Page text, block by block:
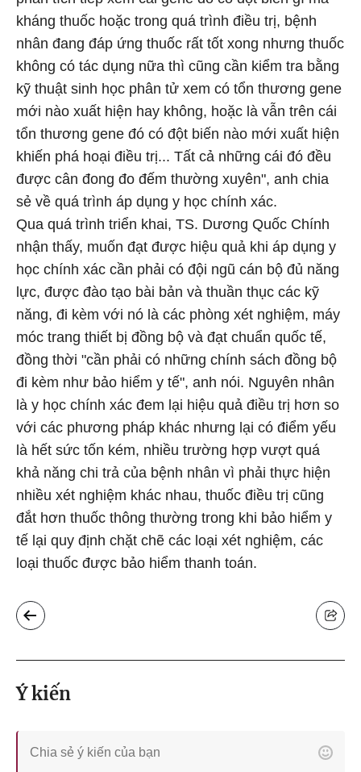
kháng thuốc hoặc trong quá trình điều trị, bệnh
nhân đang đáp ứng thuốc rất tốt xong nhưng thuốc
không có tác dụng nữa thì cũng cần kiểm tra bằng
kỹ thuật sinh học phân tử xem có tổn thương gene
mới nào xuất hiện hay không, hoặc là vẫn trên cái
tổn thương gene đó có đột biến nào mới xuất hiện
khiến phá hoại điều trị... Tất cả những cái đó đều
được cân đong đo đếm thường xuyên", anh chia
sẻ về quá trình áp dụng y học chính xác.
Qua quá trình triển khai, TS. Dương Quốc Chính
nhận thấy, muốn đạt được hiệu quả khi áp dụng y
học chính xác cần phải có đội ngũ cán bộ đủ năng
lực, được đào tạo bài bản và thuần thục các kỹ
năng, đi kèm với nó là các phòng xét nghiệm, máy
móc trang thiết bị đồng bộ và đạt chuẩn quốc tế,
đồng thời "cần phải có những chính sách đồng bộ
đi kèm như bảo hiểm y tế", anh nói. Nguyên nhân
là y học chính xác đem lại hiệu quả điều trị hơn so
với các phương pháp khác nhưng lại có điểm yếu
là hết sức tốn kém, nhiều trường hợp vượt quá
khả năng chi trả của bệnh nhân vì phải thực hiện
nhiều xét nghiệm khác nhau, thuốc điều trị cũng
đắt hơn thuốc thông thường trong khi bảo hiểm y
tế lại quy định chặt chẽ các loại xét nghiệm, các
loại thuốc được bảo hiểm thanh toán.
Ý kiến